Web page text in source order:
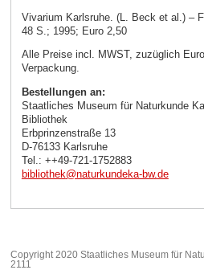
Vivarium Karlsruhe. (L. Beck et al.) –
48 S.; 1995; Euro 2,50
Alle Preise incl. MWST, zuzüglich
Verpackung.
Bestellungen an:
Staatliches Museum für Naturkunde
Bibliothek
Erbprinzenstraße 13
D-76133 Karlsruhe
Tel.: ++49-721-1752883
bibliothek@naturkundeka-bw.de
Copyright 2020 Staatliches Museum für
2111